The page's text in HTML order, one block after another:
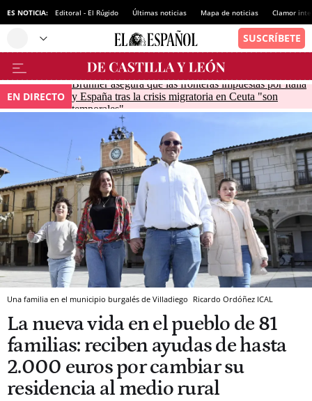
ES NOTICIA: Editoral - El Rúgido Últimas noticias Mapa de noticias Clamor
EN DIRECTO
Brunner asegura que las fronteras impuestas por Italia
y España tras la crisis migratoria en Ceuta "son
temporales"
Una familia en el municipio burgalés de Villadiego Ricardo Ordóñez ICAL
La nueva vida en el pueblo de 81
familias: reciben ayudas de hasta
2.000 euros por cambiar su
residencia al medio rural